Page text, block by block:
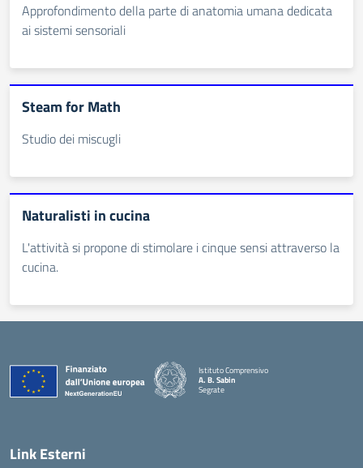
Approfondimento della parte di anatomia umana dedicata
ai sistemi sensoriali
Steam for Math
Studio dei miscugli
Naturalisti in cucina
L'attività si propone di stimolare i cinque sensi attraverso la
cucina.
Istituto Comprensivo
A. B. Sabin
Segrate
Link Esterni